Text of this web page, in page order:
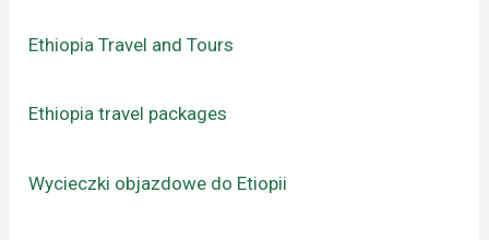
Ethiopia Travel and Tours
Ethiopia travel packages
Wycieczki objazdowe do Etiopii